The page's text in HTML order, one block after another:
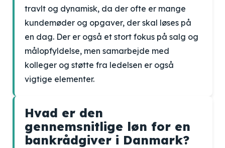
travlt og dynamisk, da der ofte er mange
kundemøder og opgaver, der skal løses på
en dag. Der er også et stort fokus på salg og
målopfyldelse, men samarbejde med
kolleger og støtte fra ledelsen er også
vigtige elementer.
Hvad er den
gennemsnitlige løn for en
bankrådgiver i Danmark?